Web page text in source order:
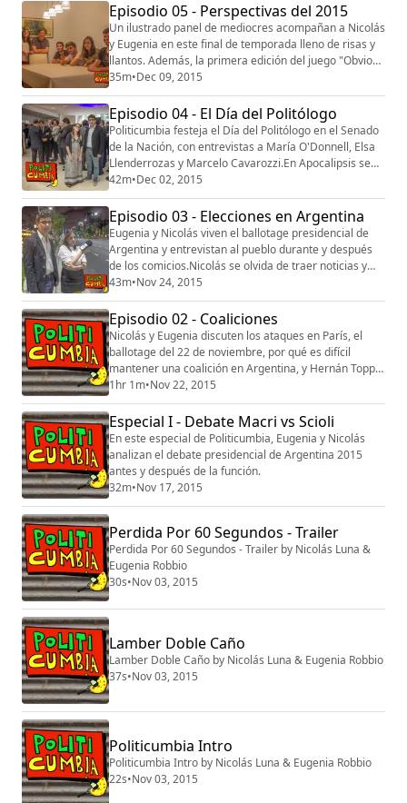
Episodio 05 - Perspectivas del 2015
Un ilustrado panel de mediocres acompañan a Nicolás
y Eugenia en este final de temporada lleno de risas y
llantos. Además, la primera edición del juego "Obvio
Robbio/De Una Luna".
35m•Dec 09, 2015
Episodio 04 - El Día del Politólogo
Politicumbia festeja el Día del Politólogo en el Senado
de la Nación, con entrevistas a María O'Donnell, Elsa
Llenderrozas y Marcelo Cavarozzi.En Apocalipsis se
discute el nuevo gabinete con los aportes de Hermes
Binner y Enrique Piñeyro.
42m•Dec 02, 2015
Episodio 03 - Elecciones en Argentina
Eugenia y Nicolás viven el ballotage presidencial de
Argentina y entrevistan al pueblo durante y después
de los comicios.Nicolás se olvida de traer noticias y
una señora se niega a ser entrevistada por miedo a
perder su trabajo, donde no le permitían votar a
Mauricio Macri.
43m•Nov 24, 2015
Episodio 02 - Coaliciones
Nicolás y Eugenia discuten los ataques en París, el
ballotage del 22 de noviembre, por qué es difícil
mantener una coalición en Argentina, y Hernán Toppi
nos revela quién es el Petyr Baelish de la política
argentina.
1hr 1m•Nov 22, 2015
Especial I - Debate Macri vs Scioli
En este especial de Politicumbia, Eugenia y Nicolás
analizan el debate presidencial de Argentina 2015
antes y después de la función.
32m•Nov 17, 2015
Perdida Por 60 Segundos - Trailer
Perdida Por 60 Segundos - Trailer by Nicolás Luna &
Eugenia Robbio
30s•Nov 03, 2015
Lamber Doble Caño
Lamber Doble Caño by Nicolás Luna & Eugenia Robbio
37s•Nov 03, 2015
Politicumbia Intro
Politicumbia Intro by Nicolás Luna & Eugenia Robbio
22s•Nov 03, 2015